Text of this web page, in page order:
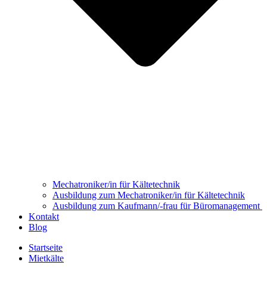
Mechatroniker/in für Kältetechnik
Ausbildung zum Mechatroniker/in für Kältetechnik
Ausbildung zum Kaufmann/-frau für Büromanagement
Kontakt
Blog
Startseite
Mietkälte